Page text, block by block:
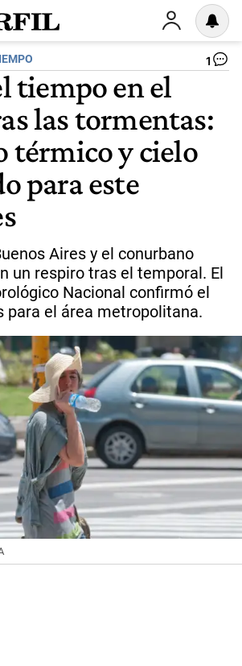
1
tiempo en el
las tormentas:
térmico y cielo
para este
Aires y el conurbano
un respiro tras el temporal. El
Nacional confirmó el
para el área metropolitana.